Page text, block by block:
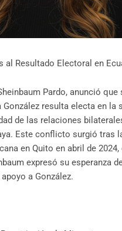
al Resultado Electoral en
Pardo, anunció
resulta electa en la
de las relaciones
Este conflicto surgió tras
en Quito en abril de 2024,
expresó su esperanza
a González.